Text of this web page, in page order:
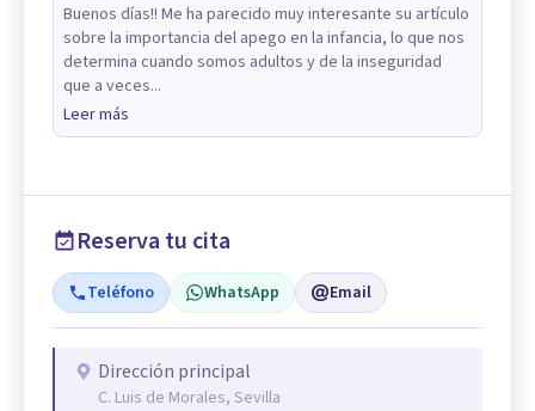
Buenos días!! Me ha parecido muy interesante su artículo
sobre la importancia del apego en la infancia, lo que nos
determina cuando somos adultos y de la inseguridad
que a veces...
Leer más
Reserva tu cita
Teléfono WhatsApp Email
Dirección principal
C. Luis de Morales, Sevilla